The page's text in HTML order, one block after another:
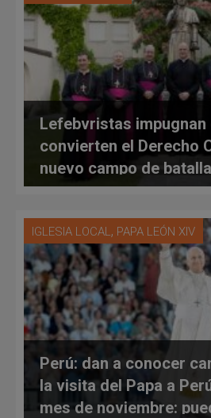
Lefebvristas
convierten el Derecho
nuevo campo de batalla
IGLESIA LOCAL, PAPA LEÓN XIV
Perú: dan a conocer
la visita del Papa a
mes de noviembre: